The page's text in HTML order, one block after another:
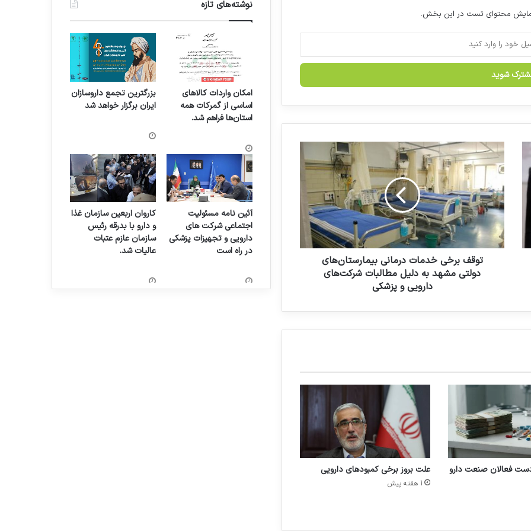
تمامی مجوزهای حوزه سلامت به صورت
نکاتی در مورد طرح اختصاص یارانه دارو به
داروخانه‌ها
محتوای تست در این بخش.
ت
و
ق
ف
ب
ر
خ
ی
خ
د
ی
ب
م
ر
س
ت
ا
توقف برخی خدمات درمانی بیمارستان‌های
دولتی مشهد به دلیل مطالبات شرکت‌های
دارویی و پزشکی
فعالان صنعت دارو علت بروز برخی کمبودهای دارویی
1 هفته پیش
نوشته‌های تازه
امکان واردات کالاهای
اساسی از گمرکات همه
استان‌ها فراهم شد.
بزرگترین تجمع داروسازان
ایران برگزار خواهد شد
آئین نامه مسئولیت
اجتماعی شرکت های
دارویی و تجهیزات پزشکی
در راه است
کاروان اربعین سازمان غذا
و دارو با بدرقه رئیس
سازمان عازم عتبات
عالیات شد.